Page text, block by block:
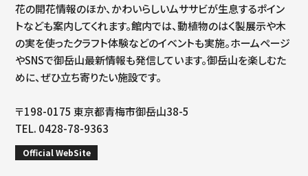
花の開花情報のほか、かわいらしいムササビが生息するポイン
トなども案内してくれます。館内では、動植物のはく製展示や木
の実を使ったクラフト体験などのイベントも実施。ホームページ
やSNSで御岳山最新情報も発信しています。御岳山を楽しむた
めに、ぜひ立ち寄りたい施設です。
〒198-0175 東京都青梅市御岳山38-5
TEL. 0428-78-9363
Official WebSite